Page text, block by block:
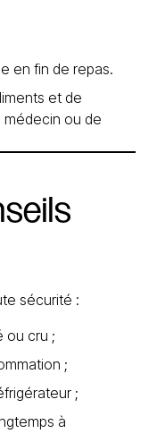
en fin de repas.
et de
ou de
sécurité :
ou cru ;
;
;
à